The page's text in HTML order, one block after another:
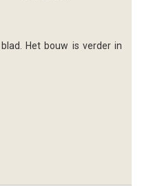
Het bouw is verder in